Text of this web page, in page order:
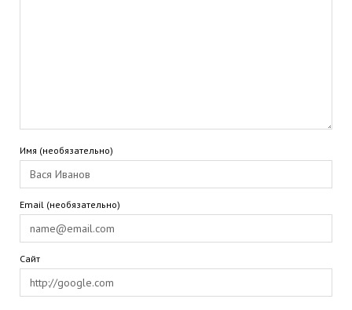
Имя (необязательно)
Email (необязательно)
Сайт